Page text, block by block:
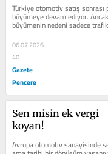
Türkiye otomotiv satış sonrası
büyümeye devam ediyor.
büyümenin nedeni sadece
araç sayısının artması...
06.07.2026
40
Gazete
Pencere
Sen misin ek vergi
koyan!
Avrupa otomotiv sanayisinde